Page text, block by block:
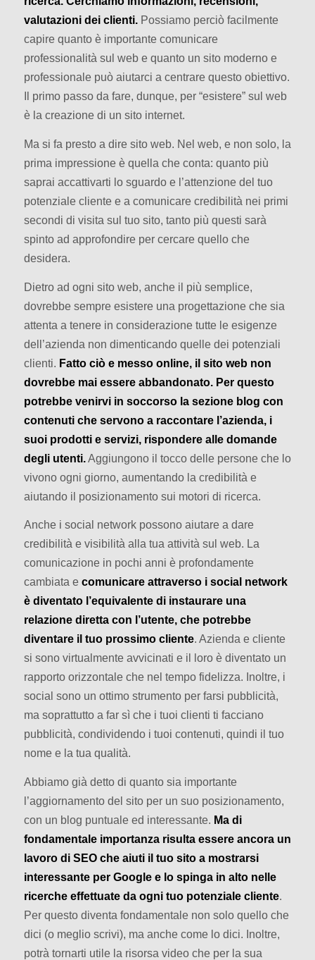
valutazioni dei clienti.Possiamo perciò facilmente
capire quanto è importante comunicare
professionalità sul web e quanto un sito moderno e
professionale può aiutarci a centrare questo obiettivo.
Il primo passo da fare, dunque, per “esistere” sul web
è la creazione di un sito internet.
Ma si fa presto a dire sito web. Nel web, e non solo, la
prima impressione è quella che conta: quanto più
saprai accattivarti lo sguardo e l’attenzione del tuo
potenziale cliente e a comunicare credibilità nei primi
secondi di visita sul tuo sito, tanto più questi sarà
spinto ad approfondire per cercare quello che
desidera.
Dietro ad ogni sito web, anche il più semplice,
dovrebbe sempre esistere una progettazione che sia
attenta a tenere in considerazione tutte le esigenze
dell’azienda non dimenticando quelle dei potenziali
clienti. Fatto ciò e messo online, il sito web non
dovrebbe mai essere abbandonato. Per questo
potrebbe venirvi in soccorso la sezione blog con
contenuti che servono a raccontare l’azienda, i
suoi prodotti e servizi, rispondere alle domande
degli utenti.Aggiungono il tocco delle persone che lo
vivono ogni giorno, aumentando la credibilità e
aiutando il posizionamento sui motori di ricerca.
Anche i social network possono aiutare a dare
credibilità e visibilità alla tua attività sul web. La
comunicazione in pochi anni è profondamente
cambiata e comunicare attraverso i social network
è diventato l’equivalente di instaurare una
relazione diretta con l’utente, che potrebbe
diventare il tuo prossimo cliente. Azienda e cliente
si sono virtualmente avvicinati e il loro è diventato un
rapporto orizzontale che nel tempo fidelizza. Inoltre, i
social sono un ottimo strumento per farsi pubblicità,
ma soprattutto a far sì che i tuoi clienti ti facciano
pubblicità, condividendo i tuoi contenuti, quindi il tuo
nome e la tua qualità.
Abbiamo già detto di quanto sia importante
l’aggiornamento del sito per un suo posizionamento,
con un blog puntuale ed interessante. Ma di
fondamentale importanza risulta essere ancora un
lavoro di SEO che aiuti il tuo sito a mostrarsi
interessante per Google e lo spinga in alto nelle
ricerche effettuate da ogni tuo potenziale cliente.
Per questo diventa fondamentale non solo quello che
dici (o meglio scrivi), ma anche come lo dici. Inoltre,
potrà tornarti utile la risorsa video che per la sua